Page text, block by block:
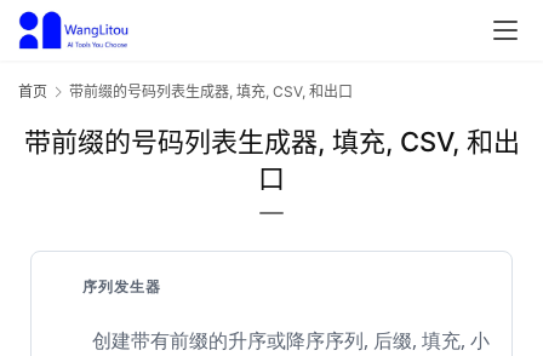
首页 带前缀的号码列表生成器, 填充, CSV, 和出口
带前缀的号码列表生成器, 填充, CSV, 和出
口
序列发生器
创建带有前缀的升序或降序序列, 后缀, 填充, 小